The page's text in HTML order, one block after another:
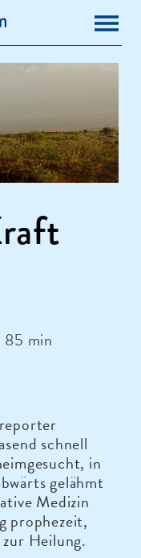
85 min
schnell
in
gelähmt
Medizin
prophezeit,
Heilung.